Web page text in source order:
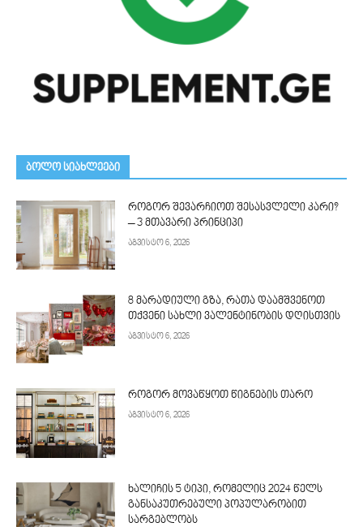
ᲑᲝᲚᲝ ᲡᲘᲐᲮᲚᲔᲔᲑᲘ
როგორ შევარჩიოთ შესასვლელი კარი?
– 3 მთავარი პრინციპი
აგვისტო 6, 2026
8 მარადიული გზა, რათა დაამშვენოთ
თქვენი სახლი ვალენტინობის დღისთვის
აგვისტო 6, 2026
როგორ მოვაწყოთ წიგნების თარო
აგვისტო 6, 2026
ხალიჩის 5 ტიპი, რომელიც 2024 წელს
განსაკუთრებული პოპულარობით
სარგებლობს